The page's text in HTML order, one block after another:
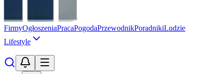
FirmyOgłoszeniaPracaPogodaPrzewodnikPoradnikiLudzie
Lifestyle